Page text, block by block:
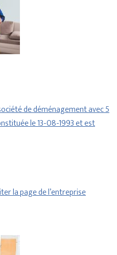
de déménagement avec 5
le 13-08-1993 et est
la page de l’entreprise